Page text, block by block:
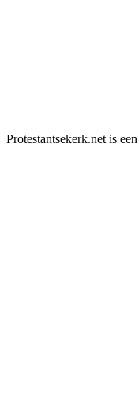
Protestantsekerk.net is